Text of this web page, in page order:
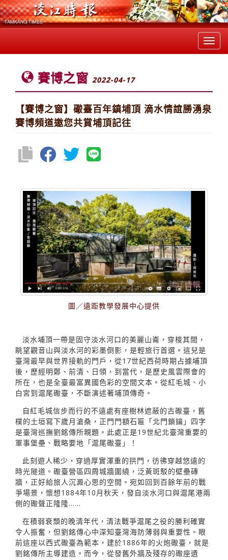
賽博之窗 2022-04-17
【賽博之窗】礮臺百年鎮埔頂 滴水情誼勝湧泉
賽博頻道邀您共賞埔頂記往
圖／遠距教學發展中心提供
淡水埔頂一帶是固守淡水河口的美麗山崙，穿梭其間，
眺望觀音山與淡水河的彩墨倒影，是輕旅行首選。這兒是
臺灣最早與世界接軌的門戶，從17世紀西荷時期占據埔頂
後，歷經明鄭、前清、日領，到當代，是歷史風雲際會的
所在，也是全臺最富異國色彩的空間文本。從紅毛城、小
白宮到滬尾礮臺，不斷演述著埔頂傳奇。
自紅毛城信步而行的不遠處有座樹林遮蔽的古礮臺，舊
樸的土垣寫下歲月滄桑，正門門額石匾「北門鎖鑰」四字
是臺灣巡撫劉銘傳所親題。此處正是19世紀北臺灣重要的
軍事堡壘、戰略要地「滬尾礮臺」！
此刻遊人稀少，穿過厚實渾重的拱門，彷彿穿越悠遠的
時光隧道。礮臺營區四周城牆圍繞，泛黃斑駁的壁壘磚
牆，正好給旅人沉澱心思的空間。宛如回到百餘年前的戰
爭場景，懷想1884年10月秋天，發自淡水河口與滬尾港兩
側的礮聲正隆隆……
在積弱衰頹的晚清年代，清法戰爭滬尾之役的勝利確實
令人振奮，但劉銘傳心中深知臺灣海防薄弱與重要性。眼
前這座以西式礮臺為範本，建於1886年的火炮礮臺，就是
劉銘傳所主導建造。而今，從發舊外牆及殘存的礮座遺